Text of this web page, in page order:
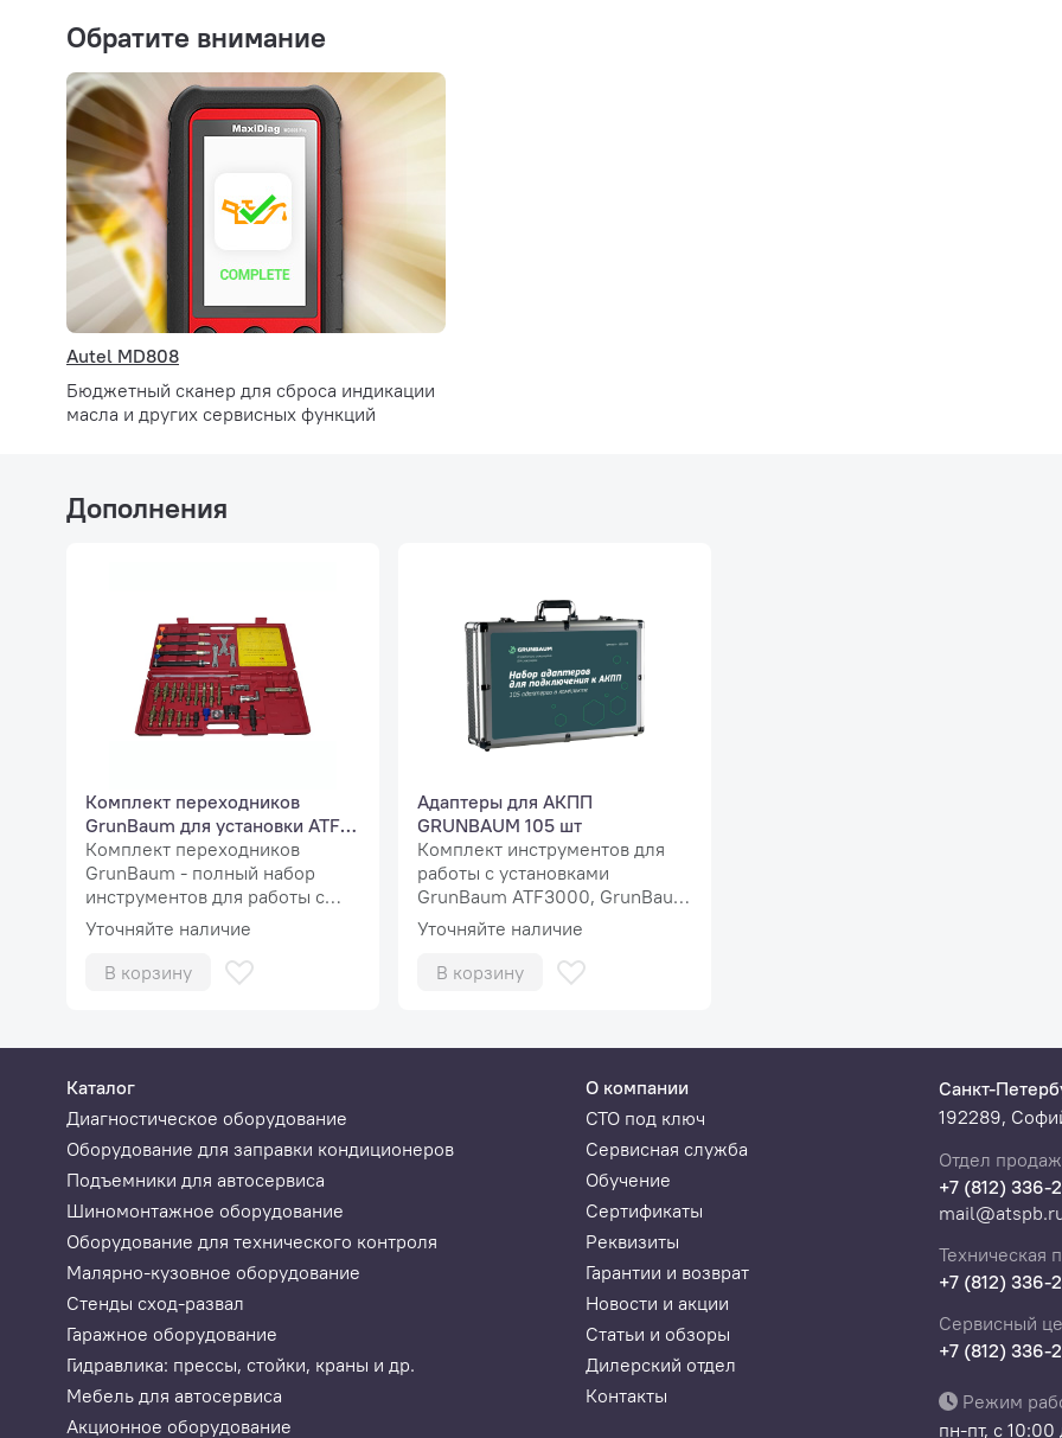
Современная технология очистки и замены масла в АКПП
Убедитесь сами в эффективности нашей технологии.
Интеллектуальная система измерения и контроля веса масла ATF
Почему по весу?
Большое разнообразие производителей и типов АКПП обуславливает большое разнообразие масляных
радиатор охлаждения также различно. Поэтому практически невозможно выровнять в реальном времени прием
масла из АКПП и подачу свежего. Если учесть разницу в температуре отбираемого старого масла и нового,
емкости в установку, и учесть коэффициент теплового расширения, то самым точным методом замены масла
весу. Причем взвешиванию подлежит и отбираемое масло, и новое, заправляемое в АКПП. Процедура
обычно по 1 литру. Такой метод защищает АКПП даже от кратковременного падения уровня масла в АКПП ниже
исключает ошибку механика.
Точность заправки
Полный контроль
Нет необходимости ручного контроля и выравнивания скорости исходящего и входящего потока, как в случае с
контроля по объему, что минимизирует влияние человеческого фактора.
Заправка без ошибок
Система не позволит запустить процедуру замены в случае недостаточного количества нового масла в
превышения уровня отработавшей жидкости в сливной емкости.
Максимально комфортная работа
Убедись, насколько просто использовать нашу установку в работе
Обратите внимание
Autel MD808
Бюджетный сканер для сброса индикации
масла и других сервисных функций
Дополнения
Комплект переходников
GrunBaum для установки ATF
5000, расширенный
Комплект переходников
GrunBaum - полный набор
инструментов для работы с
установкой GrunBaum ATF
Уточняйте наличие
В корзину
Адаптеры для АКПП
GRUNBAUM 105 шт
Комплект инструментов для
работы с установками
GrunBaum ATF3000 , GrunBaum
ATF5000 , GrunBaum
Уточняйте наличие
В корзину
Каталог
Диагностическое оборудование
Оборудование для заправки кондиционеров
Подъемники для автосервиса
Шиномонтажное оборудование
Оборудование для технического контроля
Малярно-кузовное оборудование
Стенды сход-развал
Гаражное оборудование
Гидравлика: прессы, стойки, краны и др.
Мебель для автосервиса
Акционное оборудование
О компании
СТО под ключ
Сервисная служба
Обучение
Сертификаты
Реквизиты
Гарантии и возврат
Новости и акции
Статьи и обзоры
Дилерский отдел
Контакты
Санкт-
192289,
Отдел продаж
+7 (812) 336-
Техническая
+7 (812) 336-
Сервисный
+7 (812) 336-
Режим
пн-пт, с 10:00